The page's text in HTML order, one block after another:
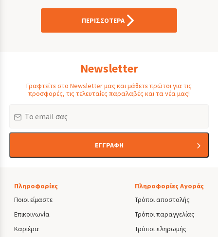
ΠΕΡΙΣΣΟΤΕΡΑ
Newsletter
Γραφτείτε στο Newsletter μας και μάθετε πρώτοι για τις
προσφορές, τις τελευταίες παραλαβές και τα νέα μας!
ΕΓΓΡΑΦΗ
Πληροφορίες
Ποιοι είμαστε
Επικοινωνία
Καριέρα
Πληροφορίες Αγοράς
Τρόποι αποστολής
Τρόποι παραγγελίας
Τρόποι πληρωμής